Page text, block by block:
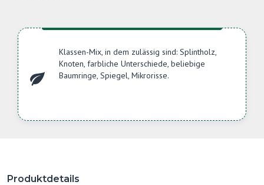
Klassen-Mix, in dem zulässig sind: Splintholz,
Knoten, farbliche Unterschiede, beliebige
Baumringe, Spiegel, Mikrorisse.
Produktdetails